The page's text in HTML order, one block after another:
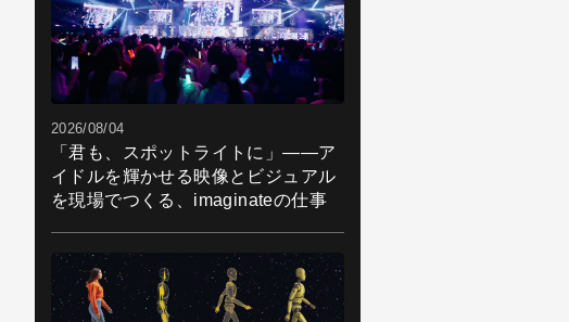
2026/08/04
「君も、スポットライトに」――ア
イドルを輝かせる映像とビジュアル
を現場でつくる、imaginateの仕事